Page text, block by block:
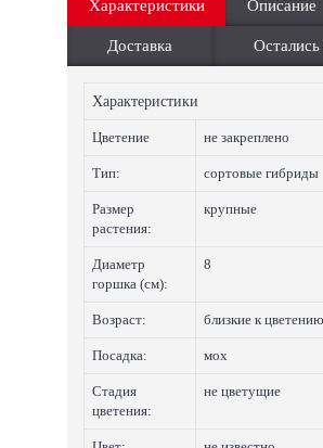
Характеристики Описание
Доставка
Характеристики
Цветение не закреплено
Тип: сортовые гибриды
Размер
растения:
крупные
Диаметр
горшка (см):
8
Возраст: близкие к цветению
Посадка: мох
Стадия
цветения:
не цветущие